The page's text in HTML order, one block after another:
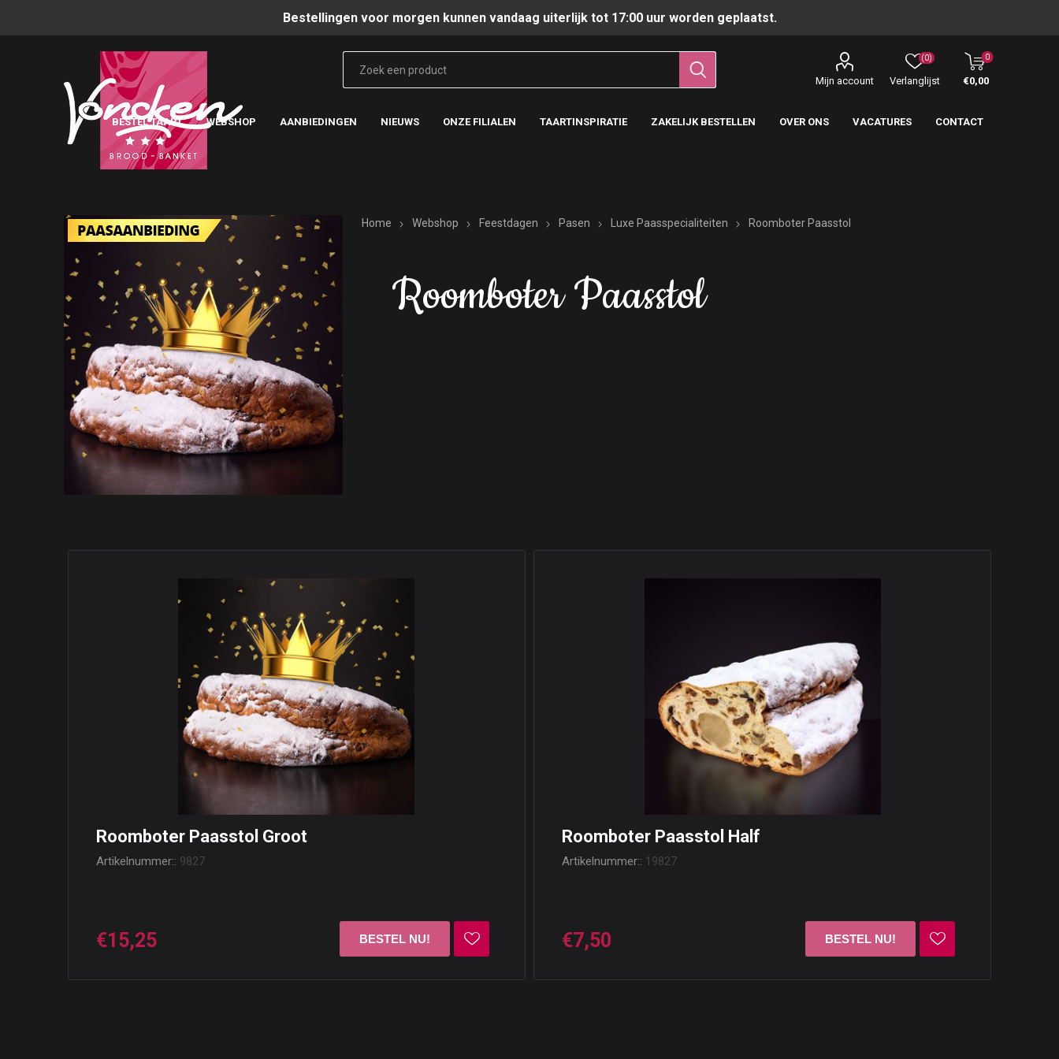
Bestellingen voor morgen kunnen vandaag uiterlijk tot 17:00 uur worden geplaatst.
Mijn account Verlanglijst
(0) 0
€0,00
BESTEL TAART WEBSHOP AANBIEDINGEN NIEUWS ONZE FILIALEN TAARTINSPIRATIE ZAKELIJK BESTELLEN OVER ONS VACATURES CONTACT
Home Webshop Feestdagen Pasen Luxe Paasspecialiteiten Roomboter Paasstol
Roomboter Paasstol
Roomboter Paasstol Groot
Artikelnummer:: 9827
€15,25
Roomboter Paasstol Half
Artikelnummer:: 19827
€7,50